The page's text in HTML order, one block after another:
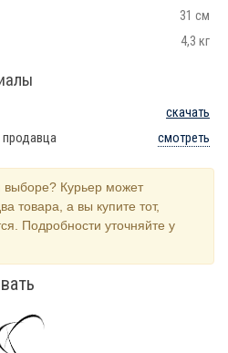
31 см
4,3 кг
скачать
продавца
смотреть
выборе? Курьер может
товара, а вы купите тот,
Подробности уточняйте у